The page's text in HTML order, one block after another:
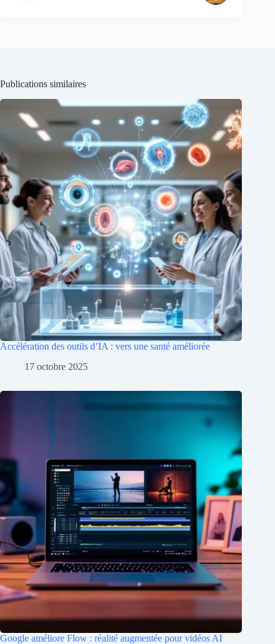
Publications similaires
Accélération des outils d’IA : vers une santé améliorée
17 octobre 2025
Google améliore Flow : réalité augmentée pour vidéos AI